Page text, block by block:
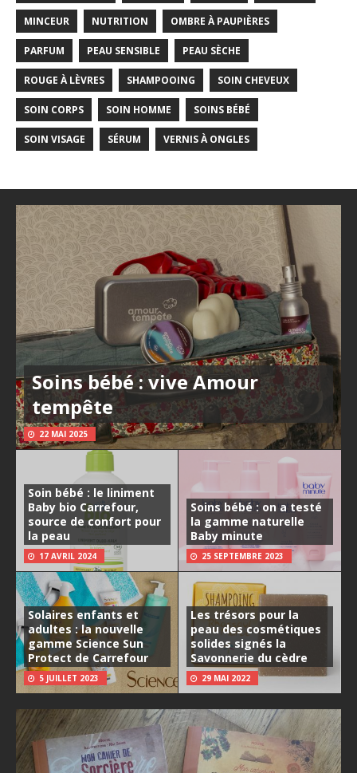
MINCEUR NUTRITION OMBRE À PAUPIÈRES
PARFUM PEAU SENSIBLE PEAU SÈCHE
ROUGE À LÈVRES SHAMPOOING SOIN CHEVEUX
SOIN CORPS SOIN HOMME SOINS BÉBÉ
SOIN VISAGE SÉRUM VERNIS À ONGLES
Soins bébé : vive Amour
tempête
22 MAI 2025
Soin bébé : le liniment
Baby bio Carrefour,
source de confort pour
la peau
17 AVRIL 2024
Soins bébé : on a testé
la gamme naturelle
Baby minute
25 SEPTEMBRE 2023
Solaires enfants et
adultes : la nouvelle
gamme Science Sun
Protect de Carrefour
5 JUILLET 2023
Les trésors pour la
peau des cosmétiques
solides signés la
Savonnerie du cèdre
29 MAI 2022